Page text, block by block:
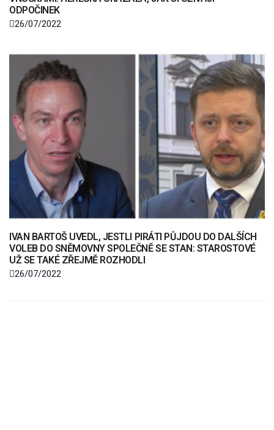
ODPOČINEK
26/07/2022
IVAN BARTOŠ UVEDL, JESTLI PIRÁTI PŮJDOU DO DALŠÍCH
VOLEB DO SNĚMOVNY SPOLEČNĚ SE STAN: STAROSTOVÉ
UŽ SE TAKÉ ZŘEJMĚ ROZHODLI
26/07/2022